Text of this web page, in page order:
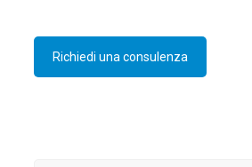
Richiedi una consulenza